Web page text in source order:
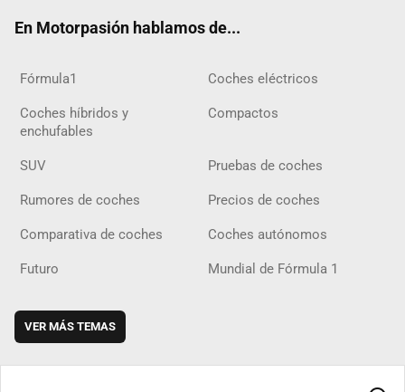
En Motorpasión hablamos de...
Fórmula1 Coches eléctricos
Coches híbridos y
enchufables
Compactos
SUV Pruebas de coches
Rumores de coches Precios de coches
Comparativa de coches Coches autónomos
Futuro Mundial de Fórmula 1
VER MÁS TEMAS